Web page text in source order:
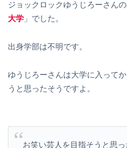
ジョックロックゆうじろーさん
大学 」でした。
出身学部は不明です。
ゆうじろーさんは大学に入って
うと思ったそうですよ。
お笑い芸人を目指そうと思